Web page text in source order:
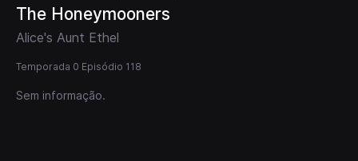
The Honeymooners
Alice's Aunt Ethel
Temporada 0 Episódio 118
Sem informação.